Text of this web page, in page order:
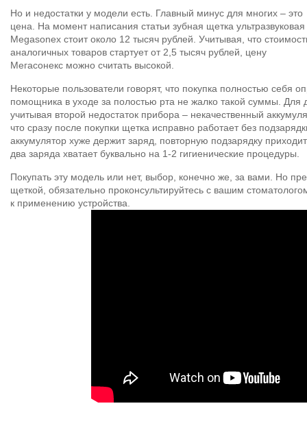
Но и недостатки у модели есть. Главный минус для многих – это
цена. На момент написания статьи зубная щетка ультразвуковая
Megasonex стоит около 12 тысяч рублей. Учитывая, что
аналогичных товаров стартует от 2,5 тысяч рублей, цену
Мегасонекс можно считать высокой.
Некоторые пользователи говорят, что покупка полностью себя
помощника в уходе за полостью рта не жалко такой суммы. Для
учитывая второй недостаток прибора – некачественный
что сразу после покупки щетка исправно работает без
аккумулятор хуже держит заряд, повторную подзарядку
два заряда хватает буквально на 1-2 гигиенические процедуры.
Покупать эту модель или нет, выбор, конечно же, за вами. Но
щеткой, обязательно проконсультируйтесь с вашим
к применению устройства.